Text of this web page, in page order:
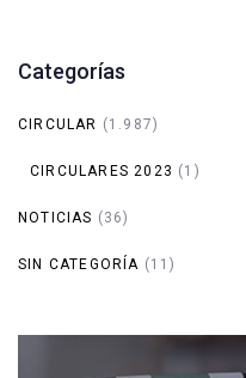
Categorías
CIRCULAR (1.987)
CIRCULARES 2023 (1)
NOTICIAS (36)
SIN CATEGORÍA (11)